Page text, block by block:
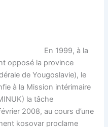
En 1999, à la
opposé la province
de Yougoslavie), le
à la Mission intérimaire
la tâche
2008, au cours d’une
kosovar proclame